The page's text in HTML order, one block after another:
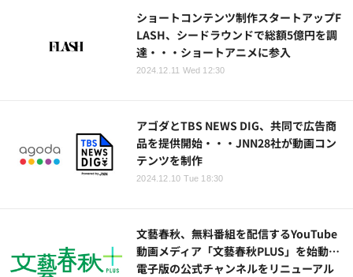
ショートコンテンツ制作スタートアップF
LASH、シードラウンドで総額5億円を調
達・・・ショートアニメに参入
2024.12.11 Wed 12:30
アゴダとTBS NEWS DIG、共同で広告商
品を提供開始・・・JNN28社が動画コン
テンツを制作
2024.12.10 Tue 18:30
文藝春秋、無料番組を配信するYouTube
動画メディア「文藝春秋PLUS」を始動…
電子版の公式チャンネルをリニューアル